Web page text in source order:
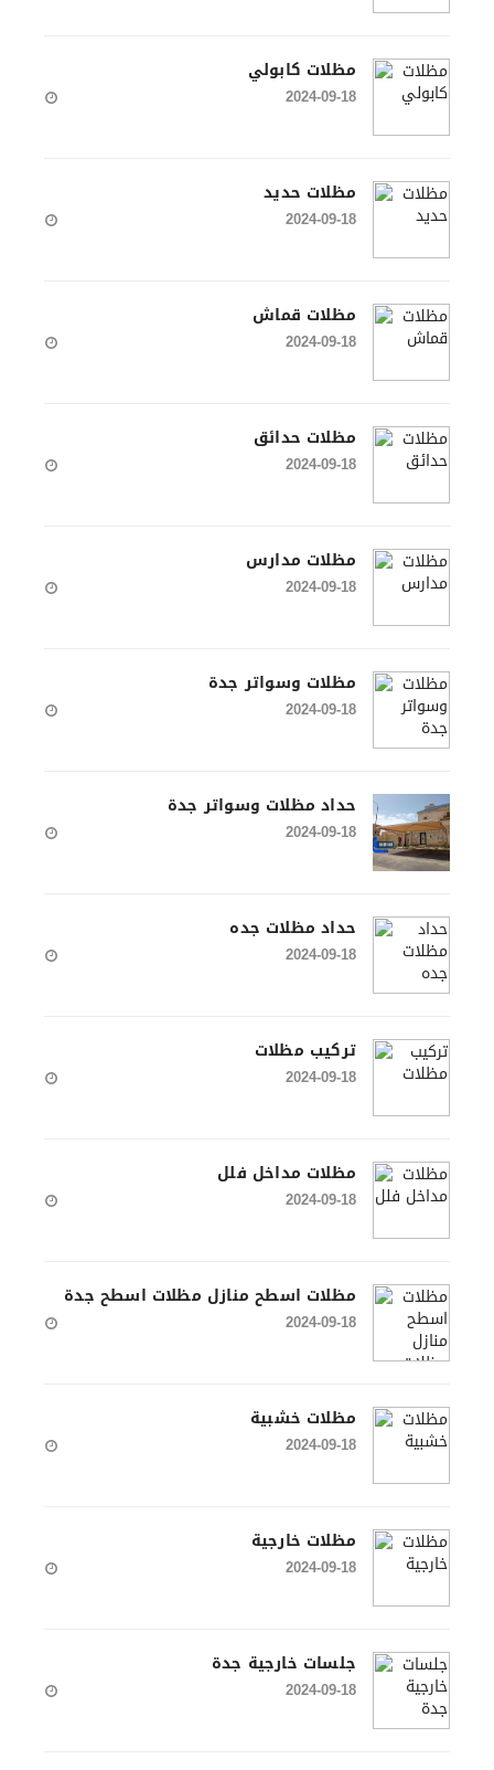
مظلات كابولي
2024-09-18
مظلات حديد
2024-09-18
مظلات قماش
2024-09-18
مظلات حدائق
2024-09-18
مظلات مدارس
2024-09-18
مظلات وسواتر جدة
2024-09-18
حداد مظلات وسواتر جدة
2024-09-18
حداد مظلات جده
2024-09-18
تركيب مظلات
2024-09-18
مظلات مداخل فلل
2024-09-18
مظلات اسطح منازل مظلات اسطح جدة
2024-09-18
مظلات خشبية
2024-09-18
مظلات خارجية
2024-09-18
جلسات خارجية جدة
2024-09-18